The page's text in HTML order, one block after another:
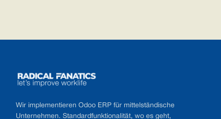
Wir implementieren Odoo ERP für mittelständische
Unternehmen. Standardfunktionalität, wo es geht,